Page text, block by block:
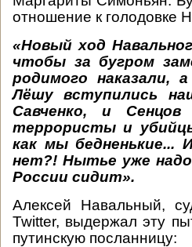
отношение к голодовке
«Новый ход
чтобы за бугром
родимого наказали,
Лёшу вступились
Савченко, и
террористы и
как мы бедненькие...
нет?! Нытье уже
России сидит».
Алексей Навальный,
Twitter, выдержал эту
путинскую посланницу: